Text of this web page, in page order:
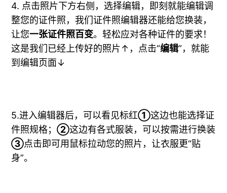
4. 点击照片下方右侧，选择编辑，即刻就能编辑调
整您的证件照，我们证件照编辑器还能给您换装，
让您一张证件照百变。轻松应对各种证件的要求！
这是我们已经上传好的照片↑，点击“编辑”，就能
到编辑页面↓
5.进入编辑器后，可以看见标红①这边也能选择证
件照规格；②这边有各式服装，可以按需进行换装
③点击即可用鼠标拉动您的照片，让衣服更“贴
身”。